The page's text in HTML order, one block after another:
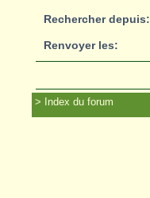
Rechercher depuis:
Renvoyer les:
Index du forum